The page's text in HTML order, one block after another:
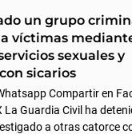
un grupo
víctimas
sexuales y
sicarios
Compartir en
La Guardia Civil ha
a otras catorce